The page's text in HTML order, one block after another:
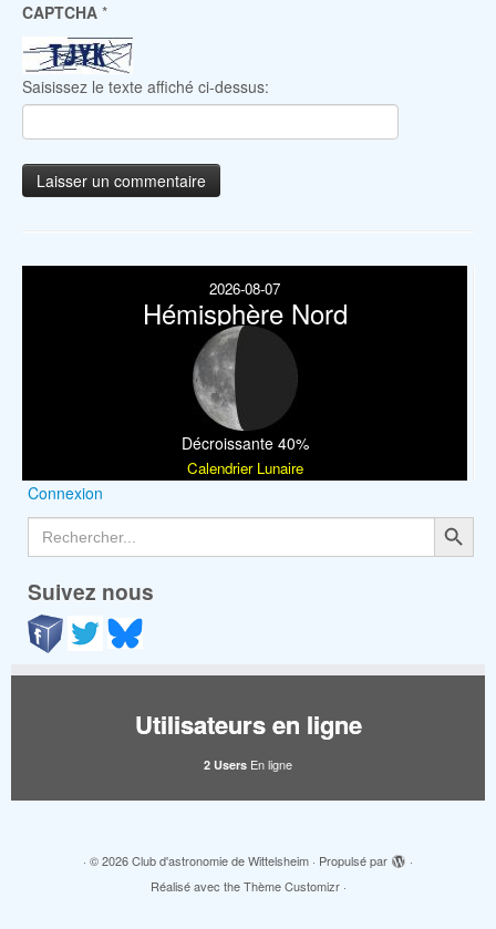
CAPTCHA *
Saisissez le texte affiché ci-dessus:
2026-08-07
Hémisphère Nord
Décroissante 40%
Calendrier Lunaire
Connexion
Search
for:
Search Button
Suivez nous
Utilisateurs en ligne
2 Users En ligne
· © 2026Club d'astronomie de Wittelsheim · Propulsé par
·
Réalisé avec theThème Customizr·